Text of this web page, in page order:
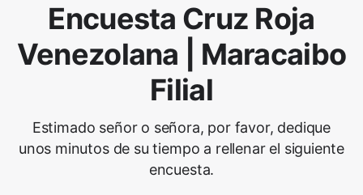
Encuesta Cruz Roja
Venezolana | Maracaibo
Filial
Estimado señor o señora, por favor, dedique
unos minutos de su tiempo a rellenar el siguiente
encuesta.